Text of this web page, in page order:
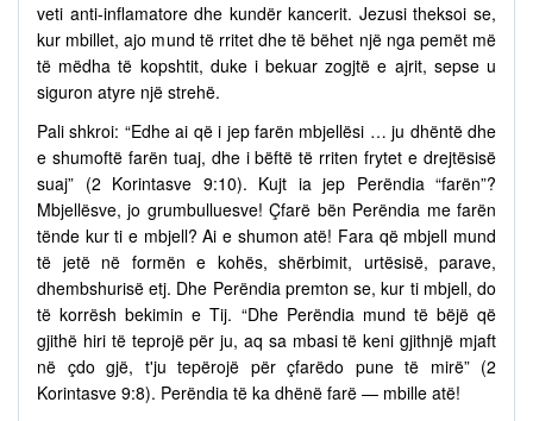
veti anti-inflamatore dhe kundër kancerit. Jezusi theksoi se,
kur mbillet, ajo mund të rritet dhe të bëhet një nga pemët më
të mëdha të kopshtit, duke i bekuar zogjtë e ajrit, sepse u
siguron atyre një strehë.
Pali shkroi: “Edhe ai që i jep farën mbjellësi … ju dhëntë dhe
e shumoftë farën tuaj, dhe i bëftë të rriten frytet e drejtësisë
suaj” (2 Korintasve 9:10). Kujt ia jep Perëndia “farën”?
Mbjellësve, jo grumbulluesve! Çfarë bën Perëndia me farën
tënde kur ti e mbjell? Ai e shumon atë! Fara që mbjell mund
të jetë në formën e kohës, shërbimit, urtësisë, parave,
dhembshurisë etj. Dhe Perëndia premton se, kur ti mbjell, do
të korrësh bekimin e Tij. “Dhe Perëndia mund të bëjë që
gjithë hiri të teprojë për ju, aq sa mbasi të keni gjithnjë mjaft
në çdo gjë, t'ju tepërojë për çfarëdo pune të mirë” (2
Korintasve 9:8). Perëndia të ka dhënë farë — mbille atë!